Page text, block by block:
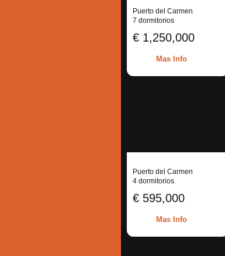
Puerto del Carmen
7 dormitorios
€ 1,250,000
Mas Info
Puerto del Carmen
4 dormitorios
€ 595,000
Mas Info